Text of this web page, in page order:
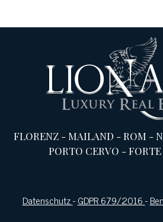
FLORENZ -MAILAND -ROM -
PORTO CERVO -
Datenschutz-GDPR 679/2016-